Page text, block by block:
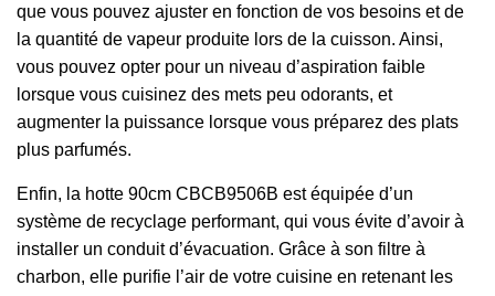
que vous pouvez ajuster en fonction de vos besoins et de
la quantité de vapeur produite lors de la cuisson. Ainsi,
vous pouvez opter pour un niveau d’aspiration faible
lorsque vous cuisinez des mets peu odorants, et
augmenter la puissance lorsque vous préparez des plats
plus parfumés.
Enfin, la hotte 90cm CBCB9506B est équipée d’un
système de recyclage performant, qui vous évite d’avoir à
installer un conduit d’évacuation. Grâce à son filtre à
charbon, elle purifie l’air de votre cuisine en retenant les